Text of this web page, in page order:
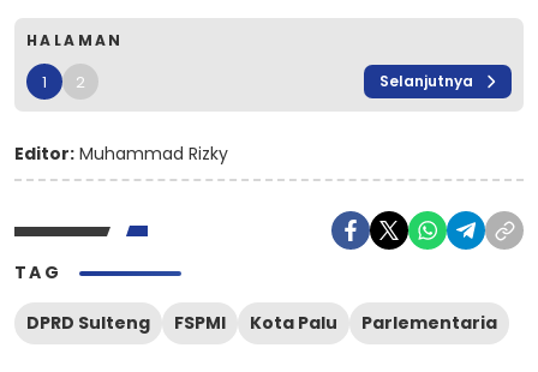
HALAMAN
1 2 Selanjutnya
Editor: Muhammad Rizky
TAG
DPRD Sulteng FSPMI Kota Palu Parlementaria